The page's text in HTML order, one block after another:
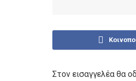
Στον εισαγγελέα θα